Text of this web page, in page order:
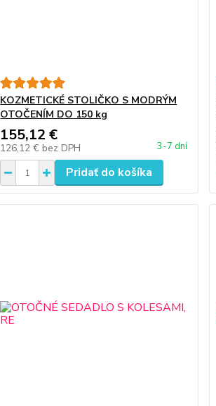
KOZMETICKÉ STOLIČKO S MODRÝM
OTOČENÍM DO 150 kg
155,12 €
126,12 € bez DPH 3-7 dní
Pridať do košíka